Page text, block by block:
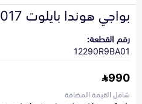
بواجي هوندا بايلوت 2017
رقم القطعة:
12290R9BA01
990
شامل القيمة المضافة